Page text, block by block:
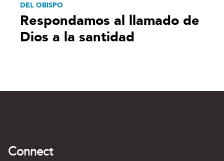
DEL OBISPO
Respondamos al llamado de
Dios a la santidad
Connect